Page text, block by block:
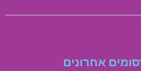
אחרונים